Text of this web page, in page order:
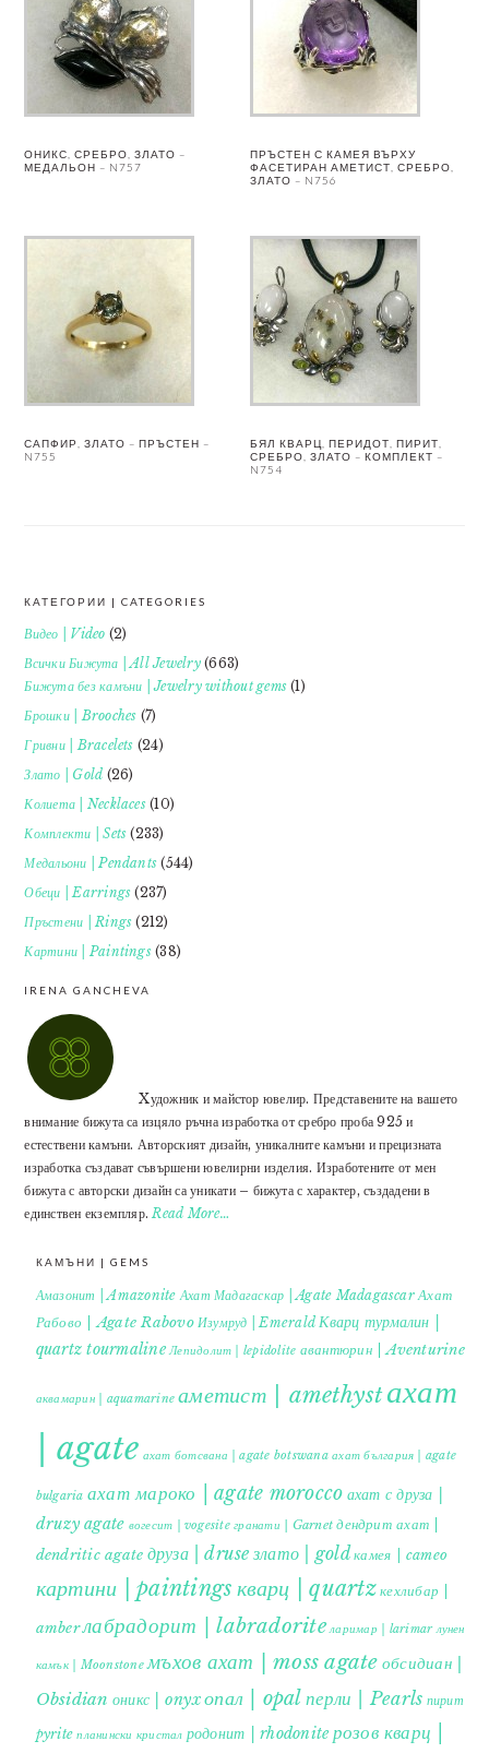
ОНИКС, СРЕБРО, ЗЛАТО –
МЕДАЛЬОН – N757
ПРЪСТЕН С КАМЕЯ ВЪРХУ
ФАСЕТИРАН АМЕТИСТ, СРЕБРО,
ЗЛАТО – N756
САПФИР, ЗЛАТО – ПРЪСТЕН –
N755
БЯЛ КВАРЦ, ПЕРИДОТ, ПИРИТ,
СРЕБРО, ЗЛАТО – КОМПЛЕКТ –
N754
FOOTER
КАТЕГОРИИ | CATEGORIES
Видео | Video (2)
Всички Бижута | All Jewelry(663)
Бижута без камъни | Jewelry without gems (1)
Брошки | Brooches (7)
Гривни | Bracelets (24)
Злато | Gold (26)
Колиета | Necklaces(10)
Комплекти | Sets (233)
Медальони | Pendants (544)
Обеци | Earrings (237)
Пръстени | Rings (212)
Картини | Paintings(38)
IRENA GANCHEVA
Xудожник и майстор ювелир. Представените на вашето
внимание бижута са изцяло ръчна изработка от сребро проба 925 и
естествени камъни. Авторският дизайн, уникалните камъни и прецизната
изработка създават съвършени ювелирни изделия. Изработените от мен
бижута с авторски дизайн са уникати – бижута с характер, създадени в
единствен екземпляр.Read More…
КАМЪНИ | GEMS
Амазонит | Amazonite Ахат Мадагаскар | Agate Madagascar Ахат
Рабово | Agate Rabovo Изумруд | Emerald Кварц турмалин |
quartz tourmaline Лепидолит | lepidolite авантюрин | Aventurine
аквамарин | aquamarine аметист | amethystахат
| agate ахат ботсвана | agate botswana ахат българия | agate
bulgaria ахат мароко | agate morocco ахат с друза |
druzy agate вогесит | vogesite гранати | Garnet дендрит ахат |
dendritic agate друза | druse злато | gold камея | cameo
картини | paintings кварц | quartzкехлибар |
amberлабрадорит | labradorite ларимар | larimar лунен
камък | Moonstone мъхов ахат | moss agate обсидиан |
Obsidian оникс | onyxопал | opal перли | Pearls пирит |
pyrite планински кристал родонит | rhodonite розов кварц |